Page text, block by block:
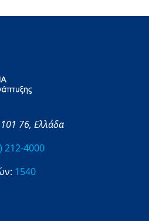
101 76, Ελλάδα
212-4000
1540